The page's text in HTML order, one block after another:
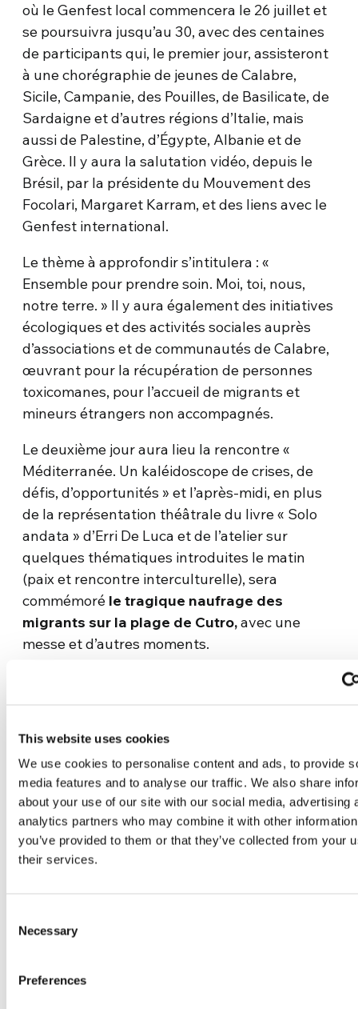
This website uses cookies
We use cookies to personalise content and ads, to provide
media features and to analyse our traffic. We also share
about your use of our site with our social media, advertising
analytics partners who may combine it with other
you’ve provided to them or that they’ve collected from your
their services.
Selection
Necessary
Preferences
où le Genfest local commencera le 26 juillet et
se poursuivra jusqu’au 30, avec des centaines
de participants qui, le premier jour, assisteront
à une chorégraphie de jeunes de Calabre,
Sicile, Campanie, des Pouilles, de Basilicate, de
Sardaigne et d’autres régions d’Italie, mais
aussi de Palestine, d’Égypte, Albanie et de
Grèce. Il y aura la salutation vidéo, depuis le
Brésil, par la présidente du Mouvement des
Focolari, Margaret Karram, et des liens avec le
Genfest international.
Le thème à approfondir s’intitulera : «
Ensemble pour prendre soin. Moi, toi, nous,
notre terre. » Il y aura également des initiatives
écologiques et des activités sociales auprès
d’associations et de communautés de Calabre,
œuvrant pour la récupération de personnes
toxicomanes, pour l’accueil de migrants et
mineurs étrangers non accompagnés.
Le deuxième jour aura lieu la rencontre «
Méditerranée. Un kaléidoscope de crises, de
défis, d’opportunités » et l’après-midi, en plus
de la représentation théâtrale du livre « Solo
andata » d’Erri De Luca et de l’atelier sur
quelques thématiques introduites le matin
(paix et rencontre interculturelle), sera
commémoré le tragique naufrage des
migrants sur la plage de Cutro,avec une
messe et d’autres moments.
ville, « Falcone et Borsellino », fête ouverte à
tous, avec des témoignages, de la musique et
la rencontre « Pour la Méditerranée de la
fraternité » : y participera notamment Don
Luigi Ciotti, fondateur du Groupe Abele et
Libera. Égayer la fête avec des danses et des
du groupe musical Giovani artisti del